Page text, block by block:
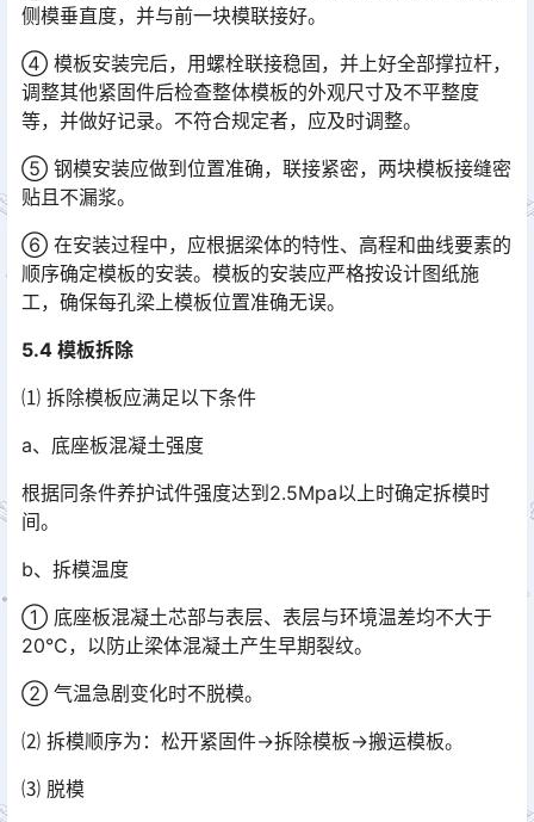
侧模垂直度，并与前一块模联接好。
④ 模板安装完后，用螺栓联接稳固，并上好全部撑拉杆，
调整其他紧固件后检查整体模板的外观尺寸及不平整度
等，并做好记录。不符合规定者，应及时调整。
⑤ 钢模安装应做到位置准确，联接紧密，两块模板接缝密
贴且不漏浆。
⑥ 在安装过程中，应根据梁体的特性、高程和曲线要素的
顺序确定模板的安装。模板的安装应严格按设计图纸施
工，确保每孔梁上模板位置准确无误。
5.4 模板拆除
⑴ 拆除模板应满足以下条件
a、底座板混凝土强度
根据同条件养护试件强度达到2.5Mpa以上时确定拆模时
间。
b、拆模温度
① 底座板混凝土芯部与表层、表层与环境温差均不大于
20℃，以防止梁体混凝土产生早期裂纹。
② 气温急剧变化时不脱模。
⑵ 拆模顺序为：松开紧固件→拆除模板→搬运模板。
⑶ 脱模